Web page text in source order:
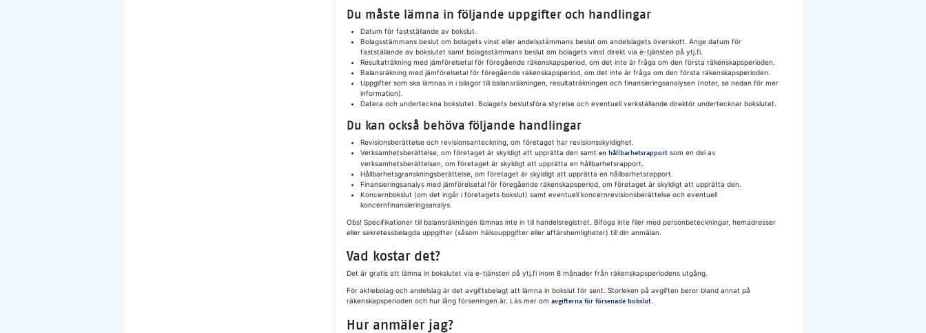
Du måste lämna in följande uppgifter och handlingar
Datum för fastställande av bokslut.
Bolagsstämmans beslut om bolagets vinst eller andelsstämmans beslut om andelslagets överskott. Ange datum för
fastställande av bokslutet samt bolagsstämmans beslut om bolagets vinst direkt via e-tjänsten på ytj.fi.
Resultaträkning med jämförelsetal för föregående räkenskapsperiod, om det inte är fråga om den första räkenskapsperioden.
Balansräkning med jämförelsetal för föregående räkenskapsperiod, om det inte är fråga om den första räkenskapsperioden.
Uppgifter som ska lämnas in i bilagor till balansräkningen, resultaträkningen och finansieringsanalysen (noter, se nedan för mer
information).
Datera och underteckna bokslutet. Bolagets beslutsföra styrelse och eventuell verkställande direktör undertecknar bokslutet.
Du kan också behöva följande handlingar
Revisionsberättelse och revisionsanteckning, om företaget har revisionsskyldighet.
Verksamhetsberättelse, om företaget är skyldigt att upprätta den samten hållbarhetsrapport som en del av
verksamhetsberättelsen, om företaget är skyldigt att upprätta en hållbarhetsrapport.
Hållbarhetsgranskningsberättelse, om företaget är skyldigt att upprätta en hållbarhetsrapport.
Finansieringsanalys med jämförelsetal för föregående räkenskapsperiod, om företaget är skyldigt att upprätta den.
Koncernbokslut (om det ingår i företagets bokslut) samt eventuell koncernrevisionsberättelse och eventuell
koncernfinansieringsanalys.
Obs! Specifikationer till balansräkningen lämnas inte in till handelsregistret. Bifoga inte filer med personbeteckningar, hemadresser
eller sekretessbelagda uppgifter (såsom hälsouppgifter eller affärshemligheter) till din anmälan.
Vad kostar det?
Det är gratis att lämna in bokslutet via e-tjänsten på ytj.fi inom 8 månader från räkenskapsperiodens utgång.
För aktiebolag och andelslag är det avgiftsbelagt att lämna in bokslut för sent. Storleken på avgiften beror bland annat på
räkenskapsperioden och hur lång förseningen är. Läs mer omavgifterna för försenade bokslut.
Hur anmäler jag?